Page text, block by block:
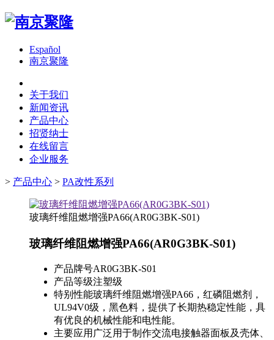
Español
南京聚隆
关于我们
新闻资讯
产品中心
招贤纳士
在线留言
企业服务
> 产品中心 > PA改性系列
玻璃纤维阻燃增强PA66(AR0G3BK-S01)
玻璃纤维阻燃增强PA66(AR0G3BK-S01)
产品牌号AR0G3BK-S01
产品等级注塑级
特别性能玻璃纤维阻燃增强PA66，红磷阻燃剂，
UL94V0级，黑色料，提供了长期热稳定性能，具
有优良的机械性能和电性能。
主要应用 广泛用于制作交流电接触器面板及壳体、